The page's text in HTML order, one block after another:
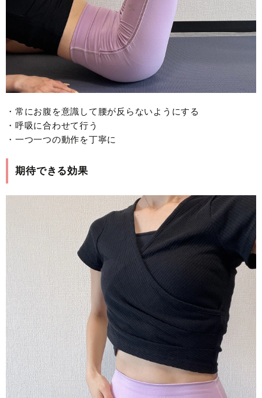
・常にお腹を意識して腰が反らないようにする
・呼吸に合わせて行う
・一つ一つの動作を丁寧に
期待できる効果